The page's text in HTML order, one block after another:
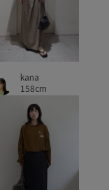
活躍する一着
りが良い
臭加工kana
158cm